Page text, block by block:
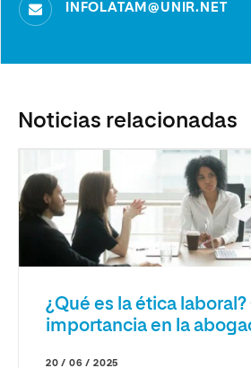
INFOLATAM@UNIR.NET
Noticias relacionadas
¿Qué es la ética laboral?
importancia en la
20 / 06 / 2025